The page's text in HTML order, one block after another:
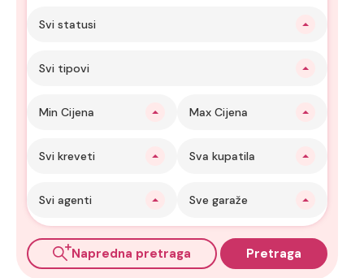
Svi statusi
Svi tipovi
Min Cijena Max Cijena
Svi kreveti Sva kupatila
Svi agenti Sve garaže
Napredna pretraga Pretraga